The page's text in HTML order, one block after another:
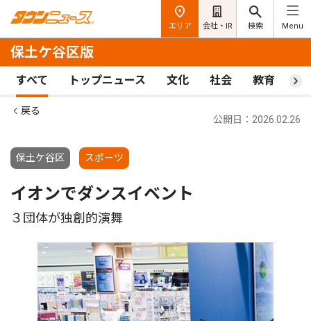
エリア 会社・IR 検索 Menu
保土ケ谷区版
すべて トップニュース 文化 社会 教育 ス
戻る
保土ケ谷区 スポーツ
公開日：2026.02.26
イオンでダンスイベント
３団体が独創的演舞